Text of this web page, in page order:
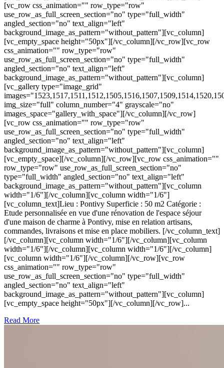
[vc_row css_animation="" row_type="row"
use_row_as_full_screen_section="no" type="full_width"
angled_section="no" text_align="left"
background_image_as_pattern="without_pattern"][vc_column]
[vc_empty_space height="50px"][/vc_column][/vc_row][vc_row
css_animation="" row_type="row"
use_row_as_full_screen_section="no" type="full_width"
angled_section="no" text_align="left"
background_image_as_pattern="without_pattern"][vc_column]
[vc_gallery type="image_grid"
img_size="full" column_number="4" grayscale="no"
images_space="gallery_with_space"][/vc_column][/vc_row]
[vc_row css_animation="" row_type="row"
use_row_as_full_screen_section="no" type="full_width"
angled_section="no" text_align="left"
background_image_as_pattern="without_pattern"][vc_column]
[vc_empty_space][/vc_column][/vc_row][vc_row css_animation=""
row_type="row" use_row_as_full_screen_section="no"
type="full_width" angled_section="no" text_align="left"
background_image_as_pattern="without_pattern"][vc_column
width="1/6"][/vc_column][vc_column width="1/6"]
[vc_column_text]Lieu : Pontivy Superficie : 50 m2 Catégorie :
Etude personnalisée en vue d'une rénovation de l'espace séjour
d'une maison de charme à Pontivy, mise en relation artisans,
commandes, livraisons et mise en place mobiliers. [/vc_column_text]
[/vc_column][vc_column width="1/6"][/vc_column][vc_column
width="1/6"][/vc_column][vc_column width="1/6"][/vc_column]
[vc_column width="1/6"][/vc_column][/vc_row][vc_row
css_animation="" row_type="row"
use_row_as_full_screen_section="no" type="full_width"
angled_section="no" text_align="left"
background_image_as_pattern="without_pattern"][vc_column]
[vc_empty_space height="50px"][/vc_column][/vc_row]...
Read More